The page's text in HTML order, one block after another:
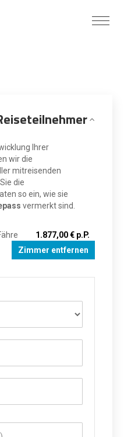
Ihrer
wir die
mitreisenden
die
so ein, wie sie
vermerkt sind.
1.877,00 € p.P.
Zimmer entfernen